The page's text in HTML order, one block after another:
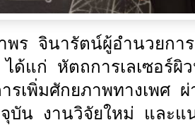
พร จินารัตน์ผู้อำนวยกา
ด้แก่ หัตถการเลเซอร์
เพิ่มศักยภาพทางเพศ
จุบัน งานวิจัยใหม่ และแ